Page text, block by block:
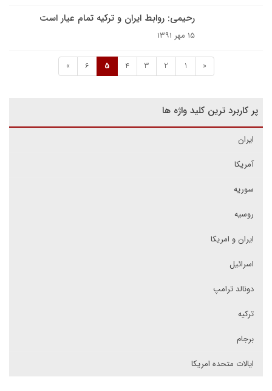
رحیمی: روابط ایران و ترکیه تمام عیار است
۱۵ مهر ۱۳۹۱
«
1
2
3
4
5
6
»
پر کاربرد ترین کلید واژه ها
ایران
آمریکا
سوریه
روسیه
ایران و امریکا
اسرائیل
دونالد ترامپ
ترکیه
برجام
ایالات متحده امریکا